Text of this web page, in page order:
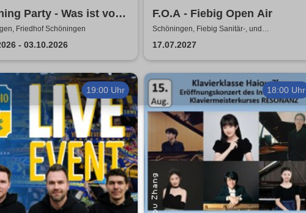
Party - Was ist vom
zu erwarten?
Friedhof Schöningen
- 03.10.2026
F.O.A - Fiebig Open Air
Schöningen, Fiebig Sanitär-, und
Heizungstechnik
17.07.2027
19:00 Uhr 18:00 Uhr